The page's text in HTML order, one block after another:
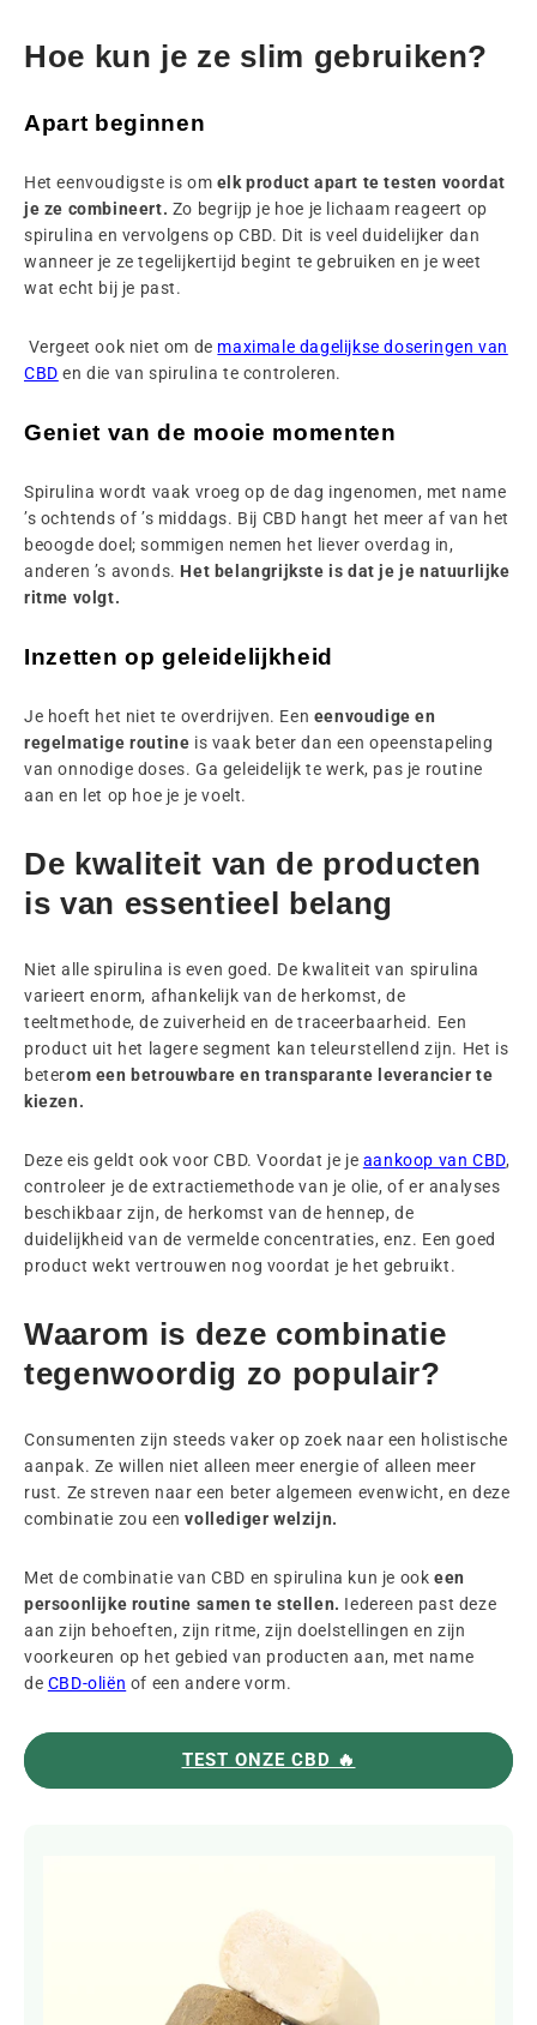
Hoe kun je ze slim gebruiken?
Apart beginnen
Het eenvoudigste is om elk product apart te testen voordat
je ze combineert. Zo begrijp je hoe je lichaam reageert op
spirulina en vervolgens op CBD. Dit is veel duidelijker dan
wanneer je ze tegelijkertijd begint te gebruiken en je weet
wat echt bij je past.
Vergeet ook niet om de maximale dagelijkse doseringen van
CBD en die van spirulina te controleren.
Geniet van de mooie momenten
Spirulina wordt vaak vroeg op de dag ingenomen, met name
’s ochtends of ’s middags. Bij CBD hangt het meer af van het
beoogde doel; sommigen nemen het liever overdag in,
anderen ’s avonds. Het belangrijkste is dat je je natuurlijke
ritme volgt.
Inzetten op geleidelijkheid
Je hoeft het niet te overdrijven. Een eenvoudige en
regelmatige routine is vaak beter dan een opeenstapeling
van onnodige doses. Ga geleidelijk te werk, pas je routine
aan en let op hoe je je voelt.
De kwaliteit van de producten
is van essentieel belang
Niet alle spirulina is even goed. De kwaliteit van spirulina
varieert enorm, afhankelijk van de herkomst, de
teeltmethode, de zuiverheid en de traceerbaarheid. Een
product uit het lagere segment kan teleurstellend zijn. Het is
beterom een betrouwbare en transparante leverancier te
kiezen.
Deze eis geldt ook voor CBD. Voordat je je aankoop van CBD,
controleer je de extractiemethode van je olie, of er analyses
beschikbaar zijn, de herkomst van de hennep, de
duidelijkheid van de vermelde concentraties, enz. Een goed
product wekt vertrouwen nog voordat je het gebruikt.
Waarom is deze combinatie
tegenwoordig zo populair?
Consumenten zijn steeds vaker op zoek naar een holistische
aanpak. Ze willen niet alleen meer energie of alleen meer
rust. Ze streven naar een beter algemeen evenwicht, en deze
combinatie zou eenvollediger welzijn.
Met de combinatie van CBD en spirulina kun je ook een
persoonlijke routine samen te stellen. Iedereen past deze
aan zijn behoeften, zijn ritme, zijn doelstellingen en zijn
voorkeuren op het gebied van producten aan, met name
de CBD-oliën of een andere vorm.
TEST ONZE CBD 🔥